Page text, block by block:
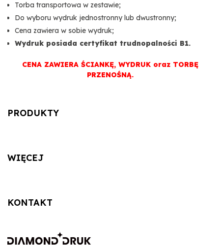
Torba transportowa w zestawie;
Do wyboru wydruk jednostronny lub dwustronny;
Cena zawiera w sobie wydruk;
Wydruk posiada certyfikat trudnopalności B1.
CENA ZAWIERA ŚCIANKĘ, WYDRUK oraz TORBĘ
PRZENOŚNĄ.
PRODUKTY
WIĘCEJ
KONTAKT